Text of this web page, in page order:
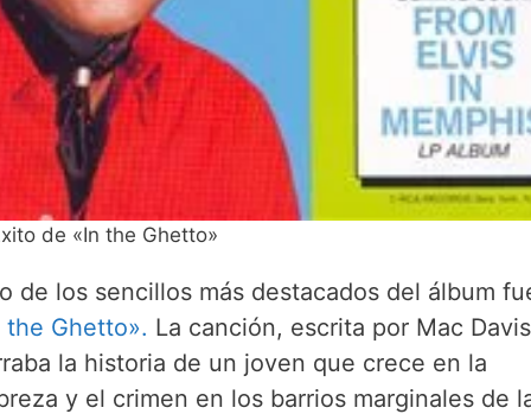
de «In the Ghetto»
de los sencillos más destacados del álbum
the Ghetto». La canción, escrita por Mac
la historia de un joven que crece en la
y el crimen en los barrios marginales de